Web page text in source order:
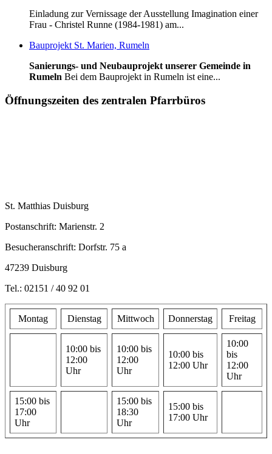
Einladung zur Vernissage der Ausstellung Imagination einer
Frau - Christel Runne (1984-1981) am...
Bauprojekt St. Marien, Rumeln
Sanierungs- und Neubauprojekt unserer Gemeinde in
Rumeln Bei dem Bauprojekt in Rumeln ist eine...
Öffnungszeiten des zentralen Pfarrbüros
St. Matthias Duisburg
Postanschrift: Marienstr. 2
Besucheranschrift: Dorfstr. 75 a
47239 Duisburg
Tel.: 02151 / 40 92 01
Montag Dienstag Mittwoch Donnerstag Freitag
10:00 bis
12:00
Uhr
10:00 bis
12:00
Uhr
10:00 bis
12:00 Uhr
10:00
bis
12:00
Uhr
15:00 bis
17:00
Uhr
15:00 bis
18:30
Uhr
15:00 bis
17:00 Uhr